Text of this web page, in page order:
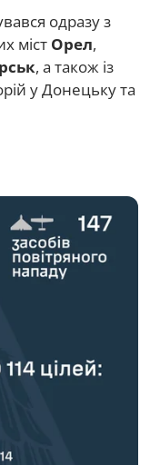
одразу з
міст Орел,
, а також із
у Донецьку та